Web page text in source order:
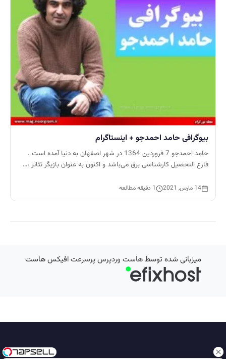
بیوگرافی حامد احمدجو + اینستاگرام
حامد احمدجو 7 فروردین 1364 در شهر اصفهان به دنیا آمده است .
فارغ التحصیل کارشناسی برق می‌باشد و اکنون به عنوان بازیگر تئاتر ،…
14 مارس, 2021 1 دقیقه مطالعه
میزبانی شده توسطهاست وردپرس پرسرعتافیکس هاست